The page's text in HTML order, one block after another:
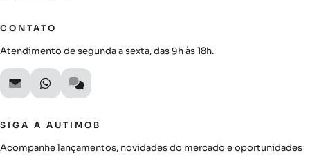
CONTATO
Atendimento de segunda a sexta, das 9h às 18h.
SIGA A AUTIMOB
Acompanhe lançamentos, novidades do mercado e oportunidades